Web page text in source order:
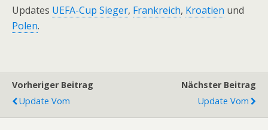
Updates UEFA-Cup Sieger, Frankreich, Kroatien und
Polen.
Vorheriger Beitrag
Update Vom
Nächster Beitrag
Update Vom